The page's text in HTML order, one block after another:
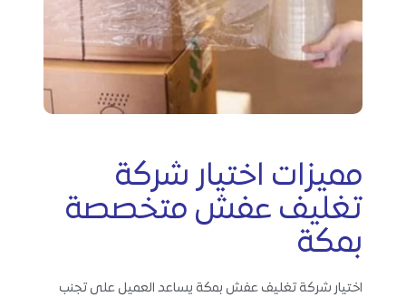
مميزات اختيار شركة
تغليف عفش متخصصة
بمكة
اختيار شركة تغليف عفش بمكة يساعد العميل على تجنب